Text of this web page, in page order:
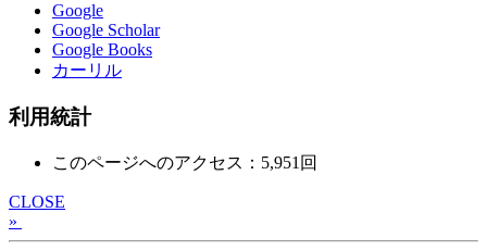
Google
Google Scholar
Google Books
カーリル
利用統計
このページへのアクセス：5,951回
CLOSE
»